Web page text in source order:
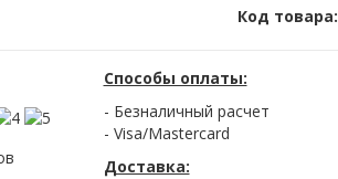
Код товара:
Способы оплаты:
- Безналичный расчет
- Visa/Mastercard
Доставка: